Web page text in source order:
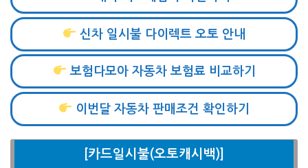
신차 일시불 다이렉트 오토 안내
보험다모아 자동차 보험료 비교하기
이번달 자동차 판매조건 확인하기
[카드일시불(오토캐시백)]